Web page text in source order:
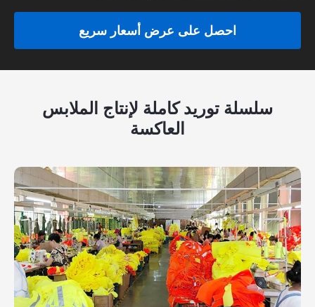
احصل على عرض أسعار سريع
سلسلة توريد كاملة لإنتاج الملابس
العاكسة